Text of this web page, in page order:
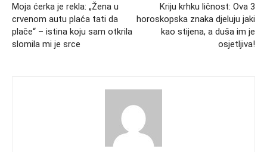
Moja ćerka je rekla: „Žena u
crvenom autu plaća tati da
plače“ – istina koju sam otkrila
slomila mi je srce
Kriju krhku ličnost: Ova 3
horoskopska znaka djeluju jaki
kao stijena, a duša im je
osjetljiva!